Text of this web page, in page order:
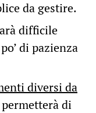
da gestire.
difficile
di pazienza
diversi da
permetterà di